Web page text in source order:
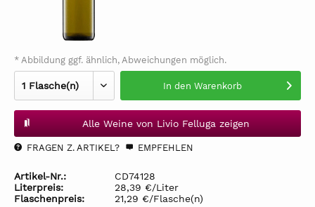
* Abbildung ggf. ähnlich, Abweichungen möglich.
In den Warenkorb
Alle Weine von Livio Felluga zeigen
FRAGEN Z. ARTIKEL? EMPFEHLEN
Artikel-Nr.:
CD74128
Literpreis:
28,39 €/Liter
Flaschenpreis:
21,29 €/Flasche(n)